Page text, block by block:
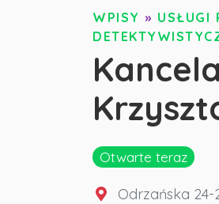
WPISY » USŁUGI
Otwarte teraz
Odrzańska 24-